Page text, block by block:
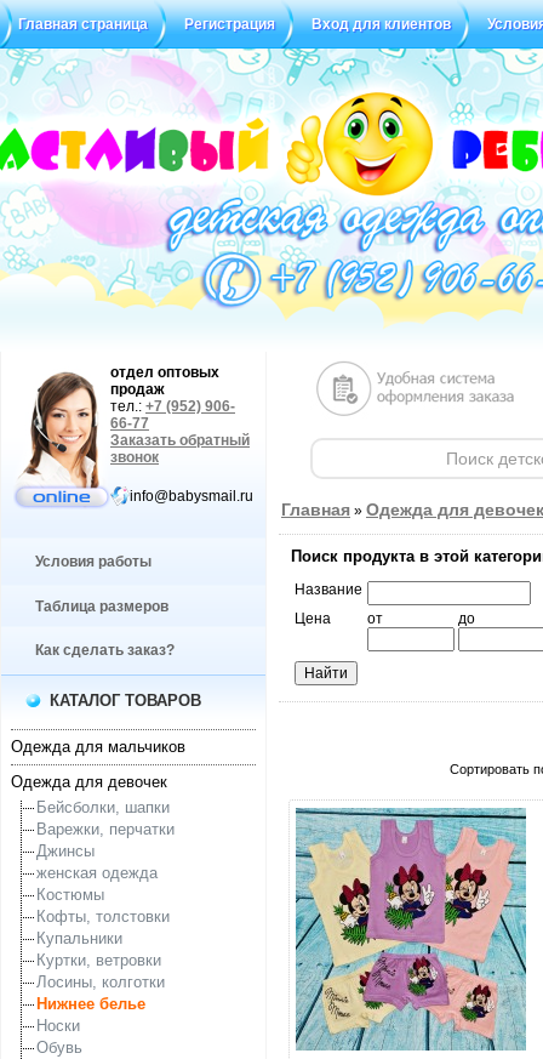
Главная страница Регистрация Вход для клиентов
Статус заказа Отзывы
отдел оптовых
продаж
тел.: +7 (952) 906-
66-77
Заказать обратный
звонок
info@babysmail.ru
Условия работы
Таблица размеров
Как сделать заказ?
КАТАЛОГ ТОВАРОВ
Одежда для мальчиков
Одежда для девочек
Бейсболки, шапки
Варежки, перчатки
Джинсы
женская одежда
Костюмы
Кофты, толстовки
Купальники
Куртки, ветровки
Лосины, колготки
Нижнее белье
Носки
Обувь
Главная » Одежда для девочек
Поиск продукта в этой
Название
Цена
от до
Сортировать